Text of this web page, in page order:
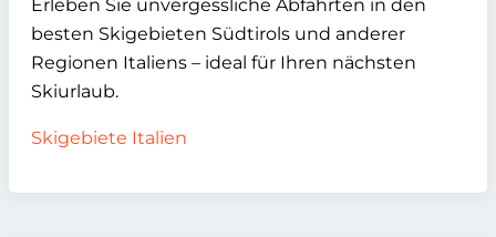
Erleben Sie unvergessliche Abfahrten in den
besten Skigebieten Südtirols und anderer
Regionen Italiens – ideal für Ihren nächsten
Skiurlaub.
Skigebiete Italien